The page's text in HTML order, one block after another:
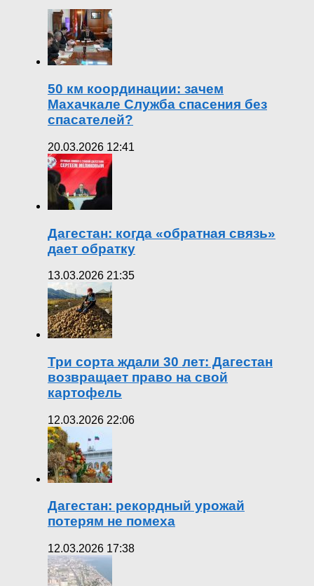
50 км координации: зачем
Махачкале Служба спасения без
спасателей?
20.03.2026 12:41
Дагестан: когда «обратная связь»
дает обратку
13.03.2026 21:35
Три сорта ждали 30 лет: Дагестан
возвращает право на свой
картофель
12.03.2026 22:06
Дагестан: рекордный урожай
потерям не помеха
12.03.2026 17:38